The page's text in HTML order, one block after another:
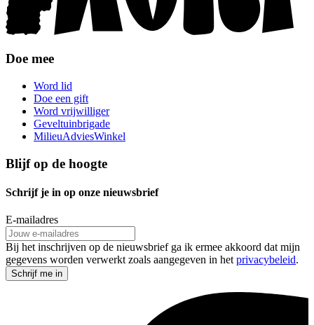
Doe mee
Word lid
Doe een gift
Word vrijwilliger
Geveltuinbrigade
MilieuAdviesWinkel
Blijf op de hoogte
Schrijf je in op onze nieuwsbrief
E-mailadres
Bij het inschrijven op de nieuwsbrief ga ik ermee akkoord dat mijn
gegevens worden verwerkt zoals aangegeven in het privacybeleid.
Schrijf me in